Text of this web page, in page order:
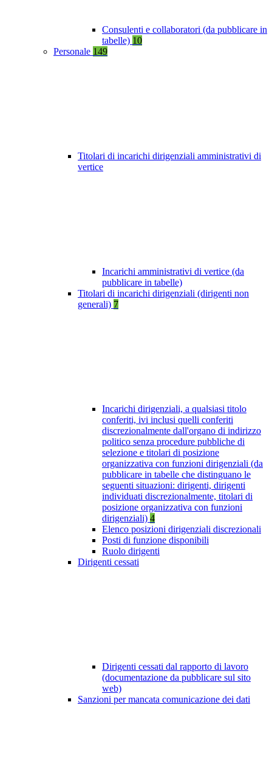
Consulenti e collaboratori (da pubblicare in
tabelle) 10
Personale 149
Titolari di incarichi dirigenziali amministrativi di
vertice
Incarichi amministrativi di vertice (da
pubblicare in tabelle)
Titolari di incarichi dirigenziali (dirigenti non
generali) 7
Incarichi dirigenziali, a qualsiasi titolo
conferiti, ivi inclusi quelli conferiti
discrezionalmente dall'organo di indirizzo
politico senza procedure pubbliche di
selezione e titolari di posizione
organizzativa con funzioni dirigenziali (da
pubblicare in tabelle che distinguano le
seguenti situazioni: dirigenti, dirigenti
individuati discrezionalmente, titolari di
posizione organizzativa con funzioni
dirigenziali) 4
Elenco posizioni dirigenziali discrezionali
Posti di funzione disponibili
Ruolo dirigenti
Dirigenti cessati
Dirigenti cessati dal rapporto di lavoro
(documentazione da pubblicare sul sito
web)
Sanzioni per mancata comunicazione dei dati